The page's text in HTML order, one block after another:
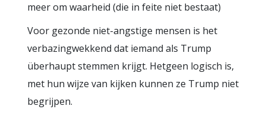
meer om waarheid (die in feite niet bestaat)
Voor gezonde niet-angstige mensen is het
verbazingwekkend dat iemand als Trump
überhaupt stemmen krijgt. Hetgeen logisch is,
met hun wijze van kijken kunnen ze Trump niet
begrijpen.